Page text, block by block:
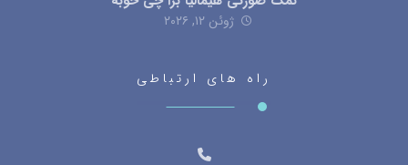
ژوئن ۱۲, ۲۰۲۶
راه های ارتباطی